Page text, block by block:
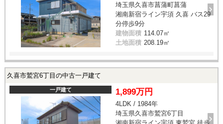
埼玉県久喜市菖蒲町菖蒲
湘南新宿ライン宇須 久喜 バス29
分停歩9分
建物面積 114.07㎡
土地面積 208.19㎡
久喜市鷲宮6丁目の中古一戸建て
一戸建て 1,899万円
4LDK / 1984年
埼玉県久喜市鷲宮6丁目